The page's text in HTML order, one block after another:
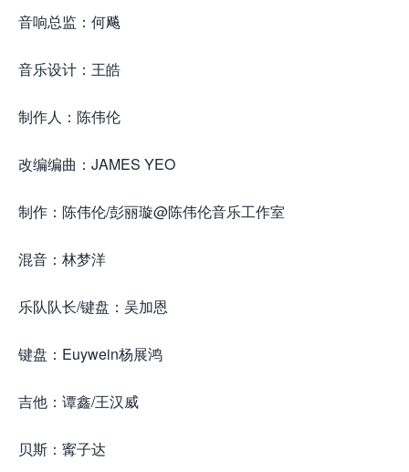
音响总监：何飚
音乐设计：王皓
制作人：陈伟伦
改编编曲：JAMES YEO
制作：陈伟伦/彭丽璇@陈伟伦音乐工作室
混音：林梦洋
乐队队长/键盘：吴加恩
键盘：Euywein杨展鸿
吉他：谭鑫/王汉威
贝斯：寗子达